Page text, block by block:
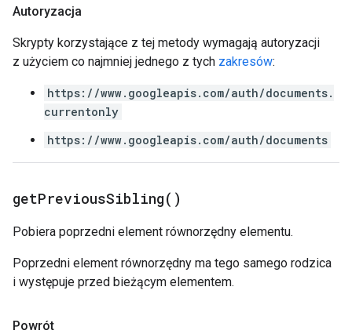
Autoryzacja
Skrypty korzystające z tej metody wymagają autoryzacji
z użyciem co najmniej jednego z tych zakresów:
https://www.googleapis.com/auth/documents.
currentonly
https://www.googleapis.com/auth/documents
getPreviousSibling( )
Pobiera poprzedni element równorzędny elementu.
Poprzedni element równorzędny ma tego samego rodzica
i występuje przed bieżącym elementem.
Powrót